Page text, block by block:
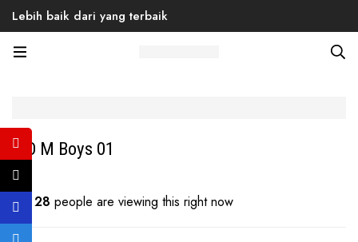
Lebih baik dari yang terbaik
B O M Boys 01
28 people are viewing this right now